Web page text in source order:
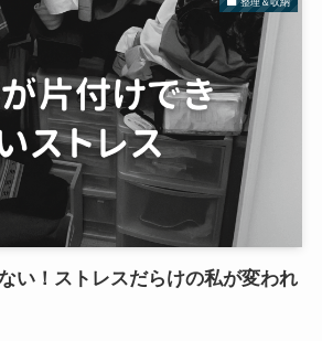
い！ストレスだらけの私が変われ